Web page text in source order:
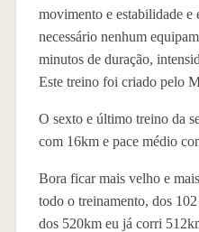
movimento e estabilidade e
necessário nenhum
minutos de duração,
Este treino foi criado pelo
O sexto e último treino da
com 16km e pace médio
Bora ficar mais velho e
todo o treinamento, dos
dos 520km eu já corri